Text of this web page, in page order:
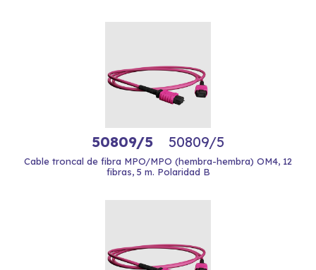
50809/5 50809/5
Cable troncal de fibra MPO/MPO (hembra-hembra) OM4, 12
fibras, 5 m. Polaridad B